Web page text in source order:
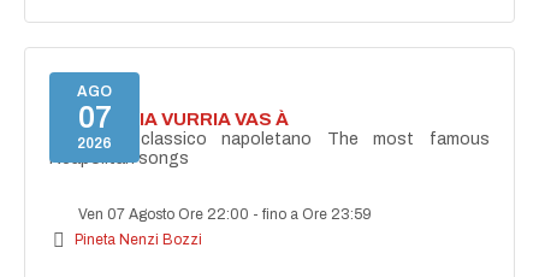
AGO
07
2026
I'TE VURRIA VURRIA VAS À
Concerto classico napoletano The most famous
Neapolitan songs
Ven 07 Agosto Ore 22:00 -fino a Ore 23:59
Pineta Nenzi Bozzi